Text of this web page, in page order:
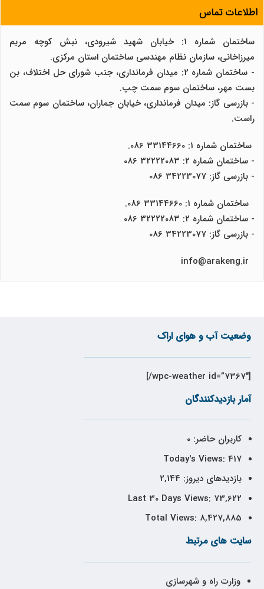
اطلاعات تماس
ساختمان شماره 1: خیابان شهید شیرودی، نبش کوچه مریم
میرزاخانی، سازمان نظام مهندسی ساختمان استان مرکزی.
- ساختمان شماره 2: میدان فرمانداری، جنب شورای حل اختلاف، بن
بست مهر، ساختمان سوم سمت چپ.
- بازرسی گاز: میدان فرمانداری، خیابان جماران، ساختمان سوم سمت
راست.
ساختمان شماره 1: 33144660 086.
- ساختمان شماره 2: 32222083 086
- بازرسی گاز: 34223077 086
ساختمان شماره 1: 33144660 086.
- ساختمان شماره 2: 32222083 086
- بازرسی گاز: 34223077 086
وضعیت آب و هوای اراک
[wpc-weather id=”7367″/]
آمار بازدیدکنندگان
کاربران حاضر:0
Today's Views: 417
بازدیدهای دیروز: 2,144
Last 30 Days Views: 73,622
Total Views: 8,427,885
سایت های مرتبط
وزارت راه و شهرسازی